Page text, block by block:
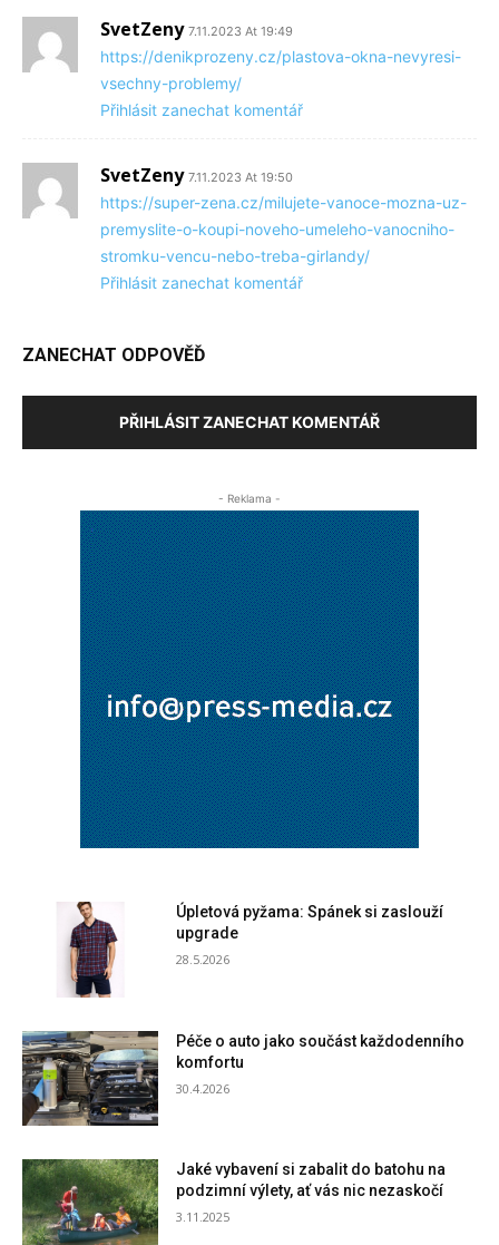
SvetZeny 7.11.2023 At 19:49
https://denikprozeny.cz/plastova-okna-nevyresi-
vsechny-problemy/
Přihlásit zanechat komentář
SvetZeny 7.11.2023 At 19:50
https://super-zena.cz/milujete-vanoce-mozna-uz-
premyslite-o-koupi-noveho-umeleho-vanocniho-
stromku-vencu-nebo-treba-girlandy/
Přihlásit zanechat komentář
ZANECHAT ODPOVĚĎ
PŘIHLÁSIT ZANECHAT KOMENTÁŘ
- Reklama -
Úpletová pyžama: Spánek si zaslouží
upgrade
28.5.2026
Péče o auto jako součást každodenního
komfortu
30.4.2026
Jaké vybavení si zabalit do batohu na
podzimní výlety, ať vás nic nezaskočí
3.11.2025